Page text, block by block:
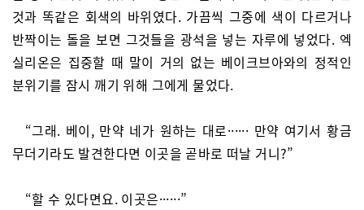
것과 똑같은 회색의 바위였다. 가끔씩 그중에 색이 다르거나
반짝이는 돌을 보면 그것들을 광석을 넣는 자루에 넣었다. 엑
실리온은 집중할 때 말이 거의 없는 베이크브아와의 정적인
분위기를 잠시 깨기 위해 그에게 물었다.
“그래. 베이, 만약 네가 원하는 대로······ 만약 여기서 황금
무더기라도 발견한다면 이곳을 곧바로 떠날 거니?”
“할 수 있다면요. 이곳은······”